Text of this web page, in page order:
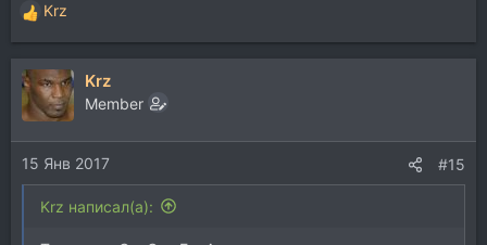
Р
е
а
к
ц
и
и
:
Krz
Krz
Member
15 Янв 2017 #15
Krz написал(а):